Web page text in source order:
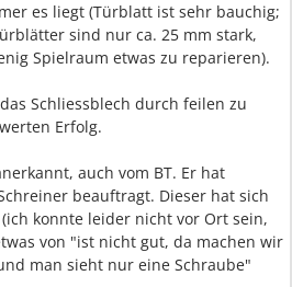
es liegt (Türblatt ist sehr bauchig;
sind nur ca. 25 mm stark,
Spielraum etwas zu reparieren).
Schliessblech durch feilen zu
Erfolg.
auch vom BT. Er hat
beauftragt. Dieser hat sich
konnte leider nicht vor Ort sein,
von "ist nicht gut, da machen wir
man sieht nur eine Schraube"